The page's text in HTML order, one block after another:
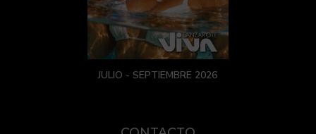
JULIO - SEPTIEMBRE 2026